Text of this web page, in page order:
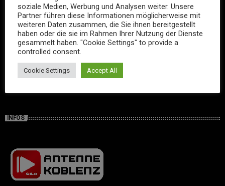
INFOS
soziale Medien, Werbung und Analysen weiter. Unsere
Partner führen diese Informationen möglicherweise mit
weiteren Daten zusammen, die Sie ihnen bereitgestellt
haben oder die sie im Rahmen Ihrer Nutzung der Dienste
gesammelt haben. "Cookie Settings" to provide a
controlled consent.
Cookie Settings Accept All